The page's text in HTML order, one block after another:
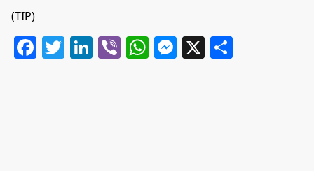
(TIP)
Facebook
Twitter
LinkedIn
ViberWhatsApp
Messenger
X